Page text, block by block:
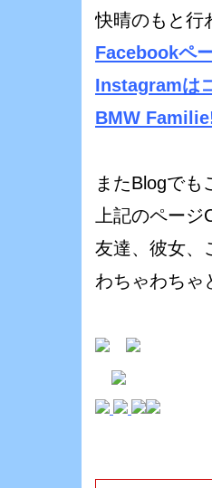
快晴のもと行
Facebookペ
Instagramは
BMW
またBlogでも
上記のページ
友達、彼女、
わちゃわちゃ